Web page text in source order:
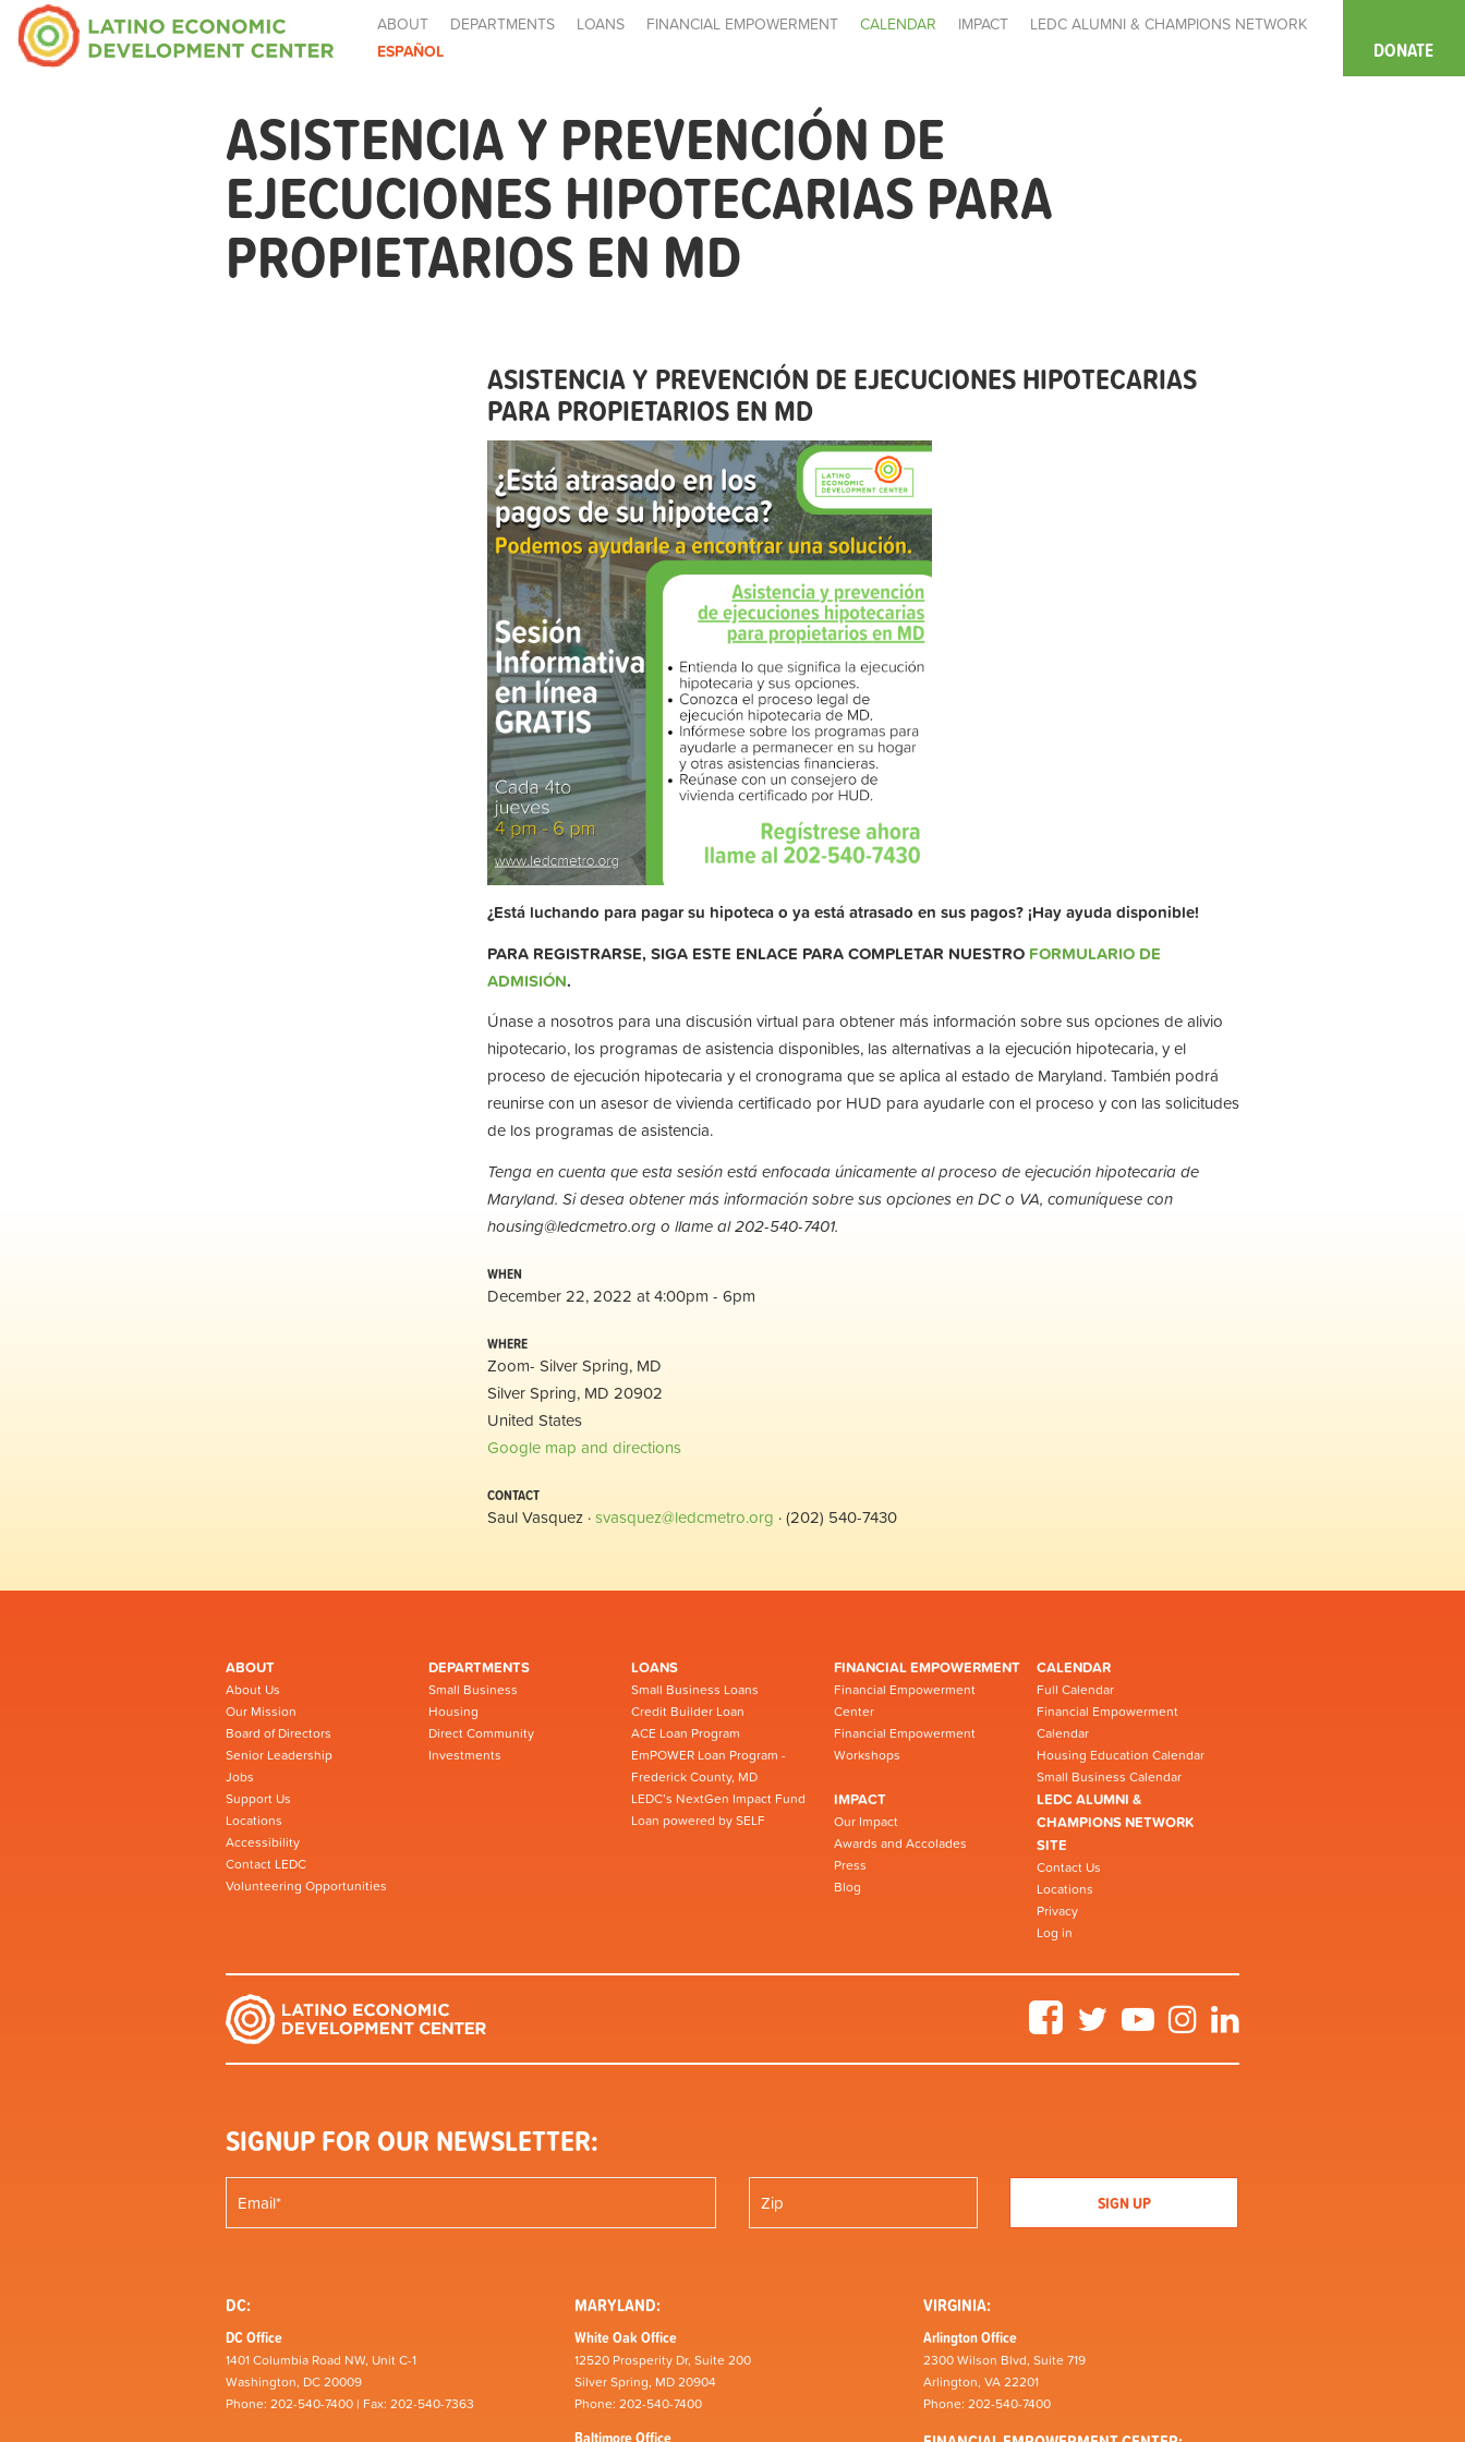
ABOUT DEPARTMENTS LOANS FINANCIAL EMPOWERMENT CALENDAR IMPACT
LEDC ALUMNI & CHAMPIONS NETWORK
ESPAÑOL
DONATE
ASISTENCIA Y PREVENCIÓN DE
EJECUCIONES HIPOTECARIAS PARA
PROPIETARIOS EN MD
ASISTENCIA Y PREVENCIÓN DE EJECUCIONES HIPOTECARIAS
PARA PROPIETARIOS EN MD
¿Está luchando para pagar su hipoteca o ya está atrasado en sus pagos? ¡Hay ayuda disponible!
PARA REGISTRARSE, SIGA ESTE ENLACE PARA COMPLETAR NUESTRO FORMULARIO DE
ADMISIÓN.
Únase a nosotros para una discusión virtual para obtener más información sobre sus opciones de alivio
hipotecario, los programas de asistencia disponibles, las alternativas a la ejecución hipotecaria, y el
proceso de ejecución hipotecaria y el cronograma que se aplica al estado de Maryland. También podrá
reunirse con un asesor de vivienda certificado por HUD para ayudarle con el proceso y con las solicitudes
de los programas de asistencia.
Tenga en cuenta que esta sesión está enfocada únicamente al proceso de ejecución hipotecaria de
Maryland. Si desea obtener más información sobre sus opciones en DC o VA, comuníquese con
housing@ledcmetro.org o llame al 202-540-7401.
WHEN
December 22, 2022 at 4:00pm - 6pm
WHERE
Zoom- Silver Spring, MD
Silver Spring, MD 20902
United States
Google map and directions
CONTACT
Saul Vasquez ·svasquez@ledcmetro.org · (202) 540-7430
ABOUT
About Us
Our Mission
Board of Directors
Senior Leadership
Jobs
Support Us
Locations
Accessibility
Contact LEDC
Volunteering Opportunities
DEPARTMENTS
Small Business
Housing
Direct Community
Investments
LOANS
Small Business Loans
Credit Builder Loan
ACE Loan Program
EmPOWER Loan Program -
Frederick County, MD
LEDC’s NextGen Impact Fund
Loan powered by SELF
FINANCIAL EMPOWERMENT
Financial Empowerment
Center
Financial Empowerment
Workshops
CALENDAR
Full Calendar
Financial Empowerment
Calendar
Housing Education Calendar
Small Business Calendar
IMPACT
Our Impact
Awards and Accolades
Press
Blog
LEDC ALUMNI &
CHAMPIONS NETWORK
SITE
Contact Us
Locations
Privacy
Log in
FacebookTwitter YouTubeInstagram
SIGNUP FOR OUR NEWSLETTER:
DC:
DC Office
1401 Columbia Road NW, Unit C-1
Washington, DC 20009
Phone: 202-540-7400 | Fax: 202-540-7363
MARYLAND:
White Oak Office
12520 Prosperity Dr, Suite 200
Silver Spring, MD 20904
Phone: 202-540-7400
VIRGINIA:
Arlington Office
2300 Wilson Blvd, Suite 719
Arlington, VA 22201
Phone: 202-540-7400